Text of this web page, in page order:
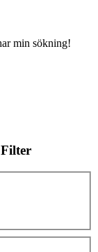
min sökning!
Filter